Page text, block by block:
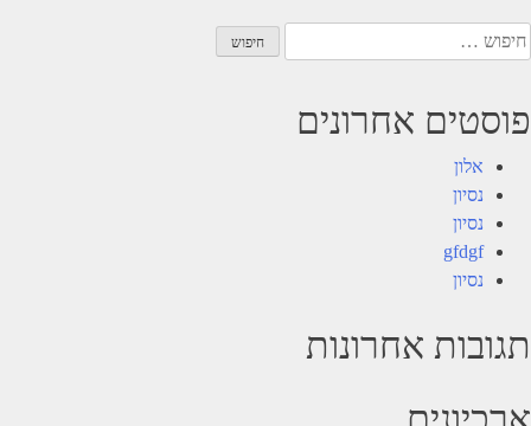
חיפוש:
פוסטים אחרונים
אלון
נסיון
נסיון
gfdgf
נסיון
תגובות אחרונות